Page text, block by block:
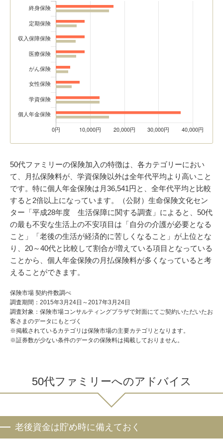
50代ファミリーの保険加入の特徴は、各カテゴリーにおい
て、月払保険料が、学資保険以外は全年代平均より高いこと
です。特に個人年金保険は月36,541円と、全年代平均と比較
すると2倍以上になっています。（公財）生命保険文化セン
ター「平成28年度 生活保障に関する調査」によると、50代
の最も不安な生活上の不安項目は「自分の介護が必要となる
こと」「老後の生活が経済的に苦しくなること」が上位とな
り、20～40代と比較して割合が増えている項目となっている
ことから、個人年金保険の月払保険料が多くなっていると考
えることができます。
保険市場 契約件数調べ
調査期間：2015年3月24日～2017年3月24日
調査対象：保険市場コンサルティングプラザで対面にてご契約いただいたお
客さまのデータにもとづく
※掲載されているカテゴリは保険市場の主要カテゴリとなります。
※証券数が少ない条件のデータの保険料は掲載しておりません。
50代ファミリーへのアドバイス
老後資金は貯め時に備えておく